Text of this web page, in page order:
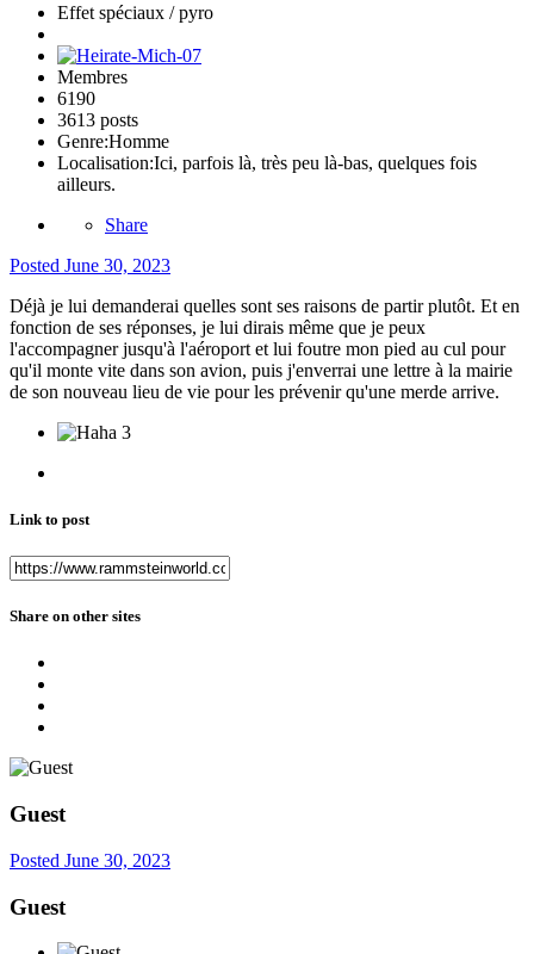
Effet spéciaux / pyro
Membres
6190
3613 posts
Genre:Homme
Localisation:Ici, parfois là, très peu là-bas, quelques fois
ailleurs.
Share
Posted June 30, 2023
Déjà je lui demanderai quelles sont ses raisons de partir plutôt. Et en
fonction de ses réponses, je lui dirais même que je peux
l'accompagner jusqu'à l'aéroport et lui foutre mon pied au cul pour
qu'il monte vite dans son avion, puis j'enverrai une lettre à la mairie
de son nouveau lieu de vie pour les prévenir qu'une merde arrive.
3
Link to post
Share on other sites
Guest
Posted June 30, 2023
Guest